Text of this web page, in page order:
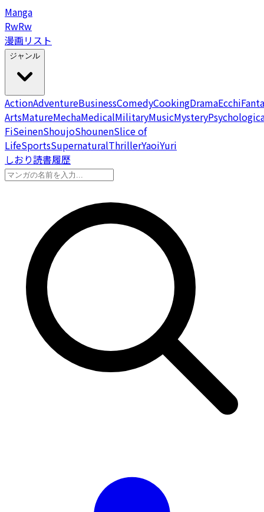
Manga
RwRw
漫画リスト
ジャンル
ActionAdventureBusinessComedyCookingDramaEcchi
ArtsMatureMechaMedicalMilitaryMusicMystery
FiSeinenShoujoShounenSlice of
LifeSportsSupernaturalThrillerYaoiYuri
しおり読書履歴